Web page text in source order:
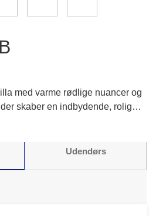
med varme rødlige nuancer og
skaber en indbydende, rolig
din stil i en afbalanceret
Udendørs